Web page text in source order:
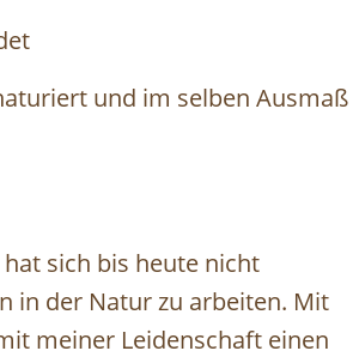
und im selben Ausmaß
sich bis heute nicht
in der Natur zu arbeiten. Mit
meiner Leidenschaft einen